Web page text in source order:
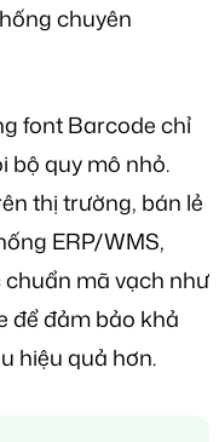
chuyên
font Barcode chỉ
bộ quy mô nhỏ.
thị trường, bán lẻ
ERP/WMS,
mã vạch như
để đảm bảo khả
hiệu quả hơn.